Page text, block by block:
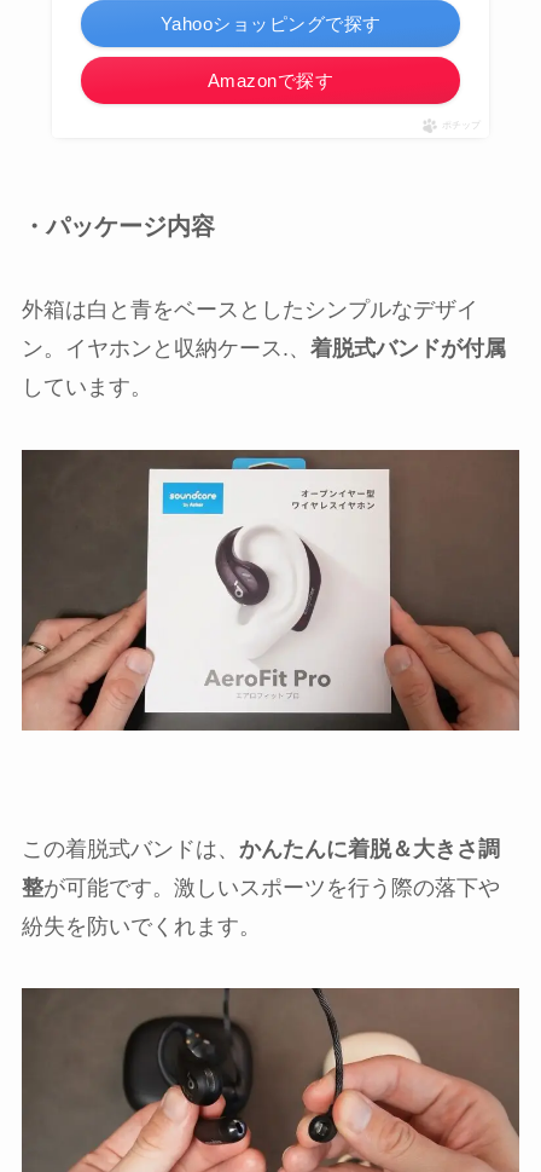
Yahooショッピングで探す
Amazonで探す
ポチップ
・パッケージ内容
外箱は白と青をベースとしたシンプルなデザイ
ン。イヤホンと収納ケース.、 着脱式バンドが付属
しています。
この着脱式バンドは、 かんたんに着脱＆大きさ調
整が可能です。激しいスポーツを行う際の落下や
紛失を防いでくれます。